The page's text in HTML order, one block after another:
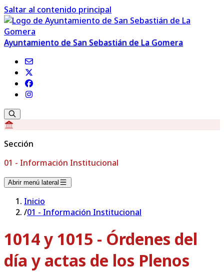
Saltar al contenido principal
Ayuntamiento de San Sebastián de La Gomera
Sección
01 - Información Institucional
Abrir menú lateral
Inicio
/01 - Información Institucional
1014 y 1015 - Órdenes del
día y actas de los Plenos